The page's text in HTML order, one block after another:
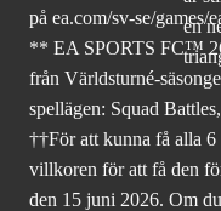
på ea.com/sv-se/games/
** EA SPORTS FC™
från Världsturné-
spellägen: Squad
††För att kunna få alla
villkoren för att få den
den 15 juni 2026. Om